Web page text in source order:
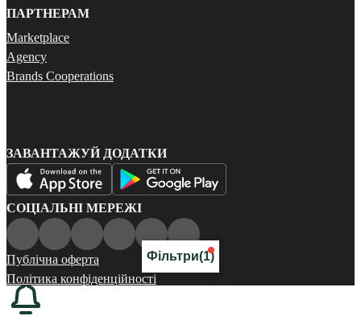
Фільтри(1)
ПАРТНЕРАМ
Marketplace
Agency
Brands Cooperations
ЗАВАНТАЖУЙ ДОДАТКИ
СОЦІАЛЬНІ МЕРЕЖІ
Публічна оферта
Політика конфіденційності
Карта сайту